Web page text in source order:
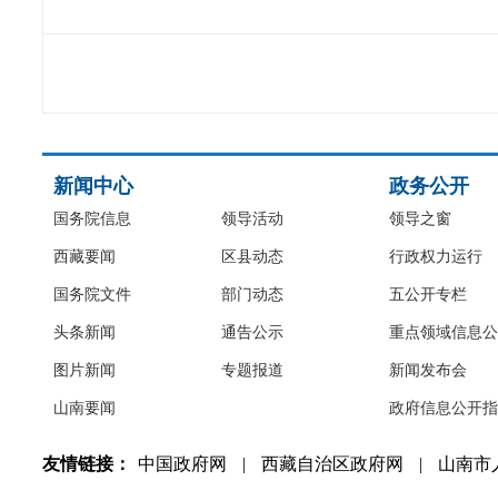
新闻中心
国务院信息
西藏要闻
国务院文件
头条新闻
图片新闻
山南要闻
领导活动
区县动态
部门动态
通告公示
专题报道
政务公开
领导之窗
行政权力运行
五公开专栏
重点领域信息
新闻发布会
政府信息公开
友情链接： 中国政府网 | 西藏自治区政府网 | 山南市